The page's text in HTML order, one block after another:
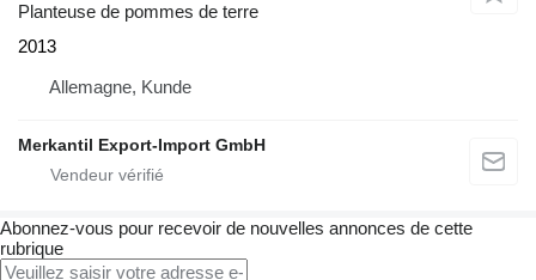
Planteuse de pommes de terre
2013
Allemagne, Kunde
Merkantil Export-Import GmbH
Abonnez-vous pour recevoir de nouvelles annonces de cette
rubrique